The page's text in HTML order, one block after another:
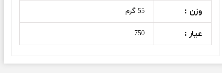
وزن : 55 گرم
عیار : 750